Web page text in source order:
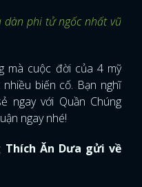
dàn phi tử ngốc nhất vũ
mà cuộc đời của 4 mỹ
biến cố. Bạn nghĩ
ngay với Quần Chúng
ngay nhé!
Thích Ăn Dưa gửi về